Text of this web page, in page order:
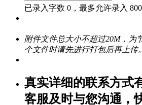
已录入字数 0 ，最多允许录入
附件文件总大小不超过20M，为
个文件时请先进行打包后再上传。
真实详细的联系方式
客服及时与您沟通，